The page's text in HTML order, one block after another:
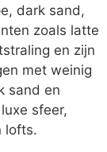
dark sand,
zoals latte
en zijn
met weinig
sand en
sfeer,
lofts.